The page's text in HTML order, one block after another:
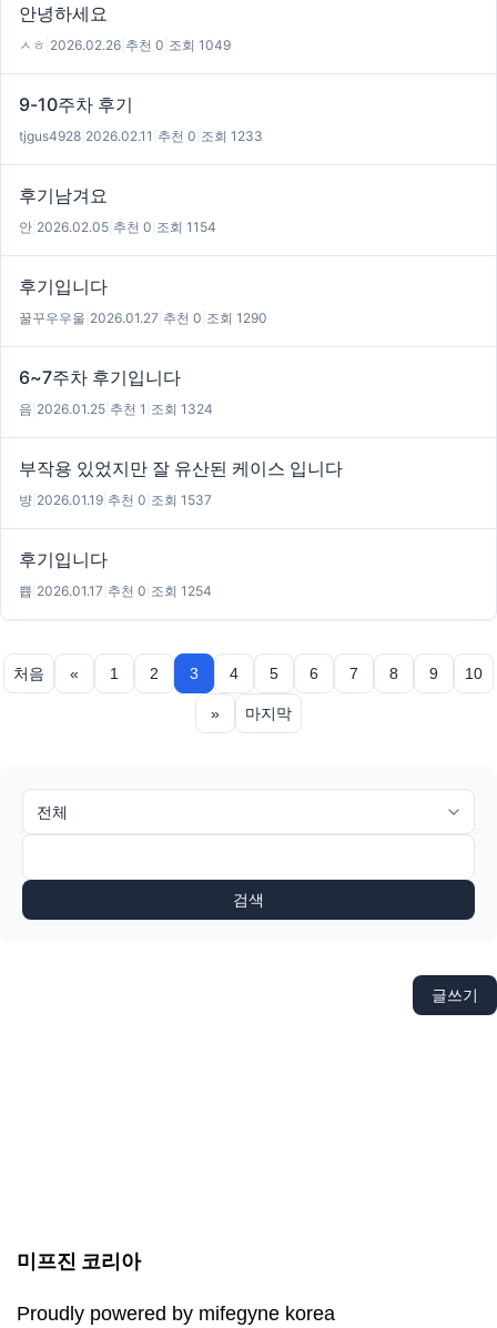
안녕하세요
ㅅㅎ 2026.02.26 추천 0 조회 1049
9-10주차 후기
tjgus4928 2026.02.11 추천 0 조회 1233
후기남겨요
안 2026.02.05 추천 0 조회 1154
후기입니다
꿀꾸우우울 2026.01.27 추천 0 조회 1290
6~7주차 후기입니다
음 2026.01.25 추천 1 조회 1324
부작용 있었지만 잘 유산된 케이스 입니다
뱡 2026.01.19 추천 0 조회 1537
후기입니다
쁍 2026.01.17 추천 0 조회 1254
처음 « 1 2 3 4 5 6 7 8 9 10
» 마지막
검색
글쓰기
미프진 코리아
Proudly powered by mifegyne korea